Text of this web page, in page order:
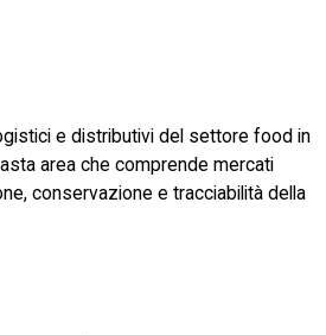
e distributivi del settore food in
area che comprende mercati
conservazione e tracciabilità della